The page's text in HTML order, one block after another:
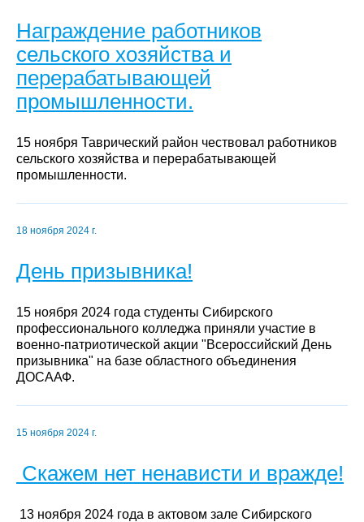
Награждение работников
сельского хозяйства и
перерабатывающей
промышленности.
15 ноября Таврический район чествовал работников
сельского хозяйства и перерабатывающей
промышленности.
18 ноября 2024 г.
День призывника!
15 ноября 2024 года студенты Сибирского
профессионального колледжа приняли участие в
военно-патриотической акции "Всероссийский День
призывника" на базе областного объединения
ДОСААФ.
15 ноября 2024 г.
Скажем нет ненависти и вражде!
13 ноября 2024 года в актовом зале Сибирского